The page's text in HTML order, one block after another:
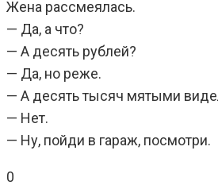
Жена рассмеялась.
— Да, а что?
— А десять рублей?
— Да, но реже.
— А десять тысяч мятыми
— Нет.
— Ну, пойди в гараж, посмотри.
0